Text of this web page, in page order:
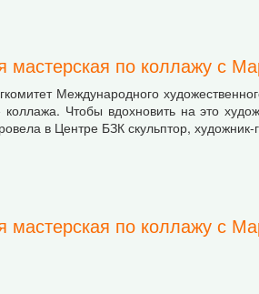
мастерская по коллажу с
Международного
Чтобы вдохновить на это
в Центре БЗК скульптор,
мастерская по коллажу с